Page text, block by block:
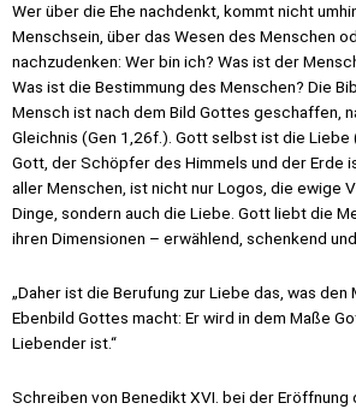
Wer über die Ehe nachdenkt, kommt nicht
Menschsein, über das Wesen des Menschen
nachzudenken: Wer bin ich? Was ist der
Was ist die Bestimmung des Menschen? Die
Mensch ist nach dem Bild Gottes geschaffen,
Gleichnis (Gen 1,26f.). Gott selbst ist die Liebe
Gott, der Schöpfer des Himmels und der Erde
aller Menschen, ist nicht nur Logos, die ewige
Dinge, sondern auch die Liebe. Gott liebt die
ihren Dimensionen – erwählend, schenkend
„Daher ist die Berufung zur Liebe das, was
Ebenbild Gottes macht: Er wird in dem Maße
Liebender ist.“
Schreiben von Benedikt XVI. bei der